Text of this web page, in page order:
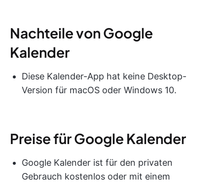
Nachteile von Google
Kalender
Diese Kalender-App hat keine Desktop-
Version für macOS oder Windows 10.
Preise für Google Kalender
Google Kalender ist für den privaten
Gebrauch kostenlos oder mit einem